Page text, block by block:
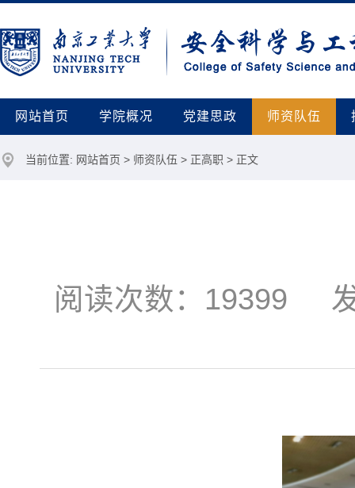
网站首页 学院概况 党建思政 师资队伍
当前位置: 网站首页 > 师资队伍 > 正高职 > 正文
阅读次数： 19399 发